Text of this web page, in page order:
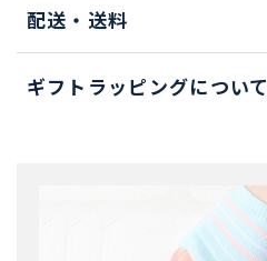
配送・送料
ギフトラッピングについて